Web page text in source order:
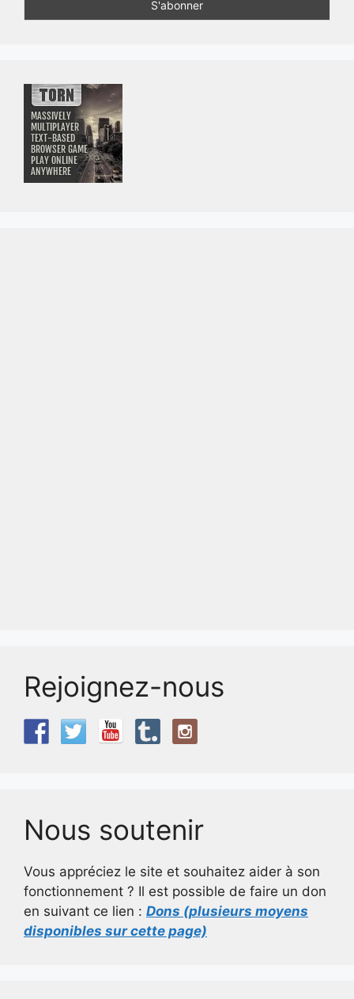
Rejoignez-nous
Nous soutenir
Vous appréciez le site et souhaitez aider à son
fonctionnement ? Il est possible de faire un don
en suivant ce lien : Dons (plusieurs moyens
disponibles sur cette page)